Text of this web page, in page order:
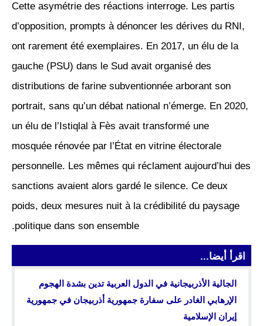
Cette asymétrie des réactions interroge. Les partis
d’opposition, prompts à dénoncer les dérives du RNI,
ont rarement été exemplaires. En 2017, un élu de la
gauche (PSU) dans le Sud avait organisé des
distributions de farine subventionnée arborant son
portrait, sans qu’un débat national n’émerge. En 2020,
un élu de l’Istiqlal à Fès avait transformé une
mosquée rénovée par l’État en vitrine électorale
personnelle. Les mêmes qui réclament aujourd’hui des
sanctions avaient alors gardé le silence. Ce deux
poids, deux mesures nuit à la crédibilité du paysage
politique dans son ensemble.
اقرأ أيضا...
الجالية الأذربيجانية في الدول العربية تدين بشدة الهجوم
الإرهابي الغادر على سفارة جمهورية أذربيجان في جمهورية
إيران الإسلامية